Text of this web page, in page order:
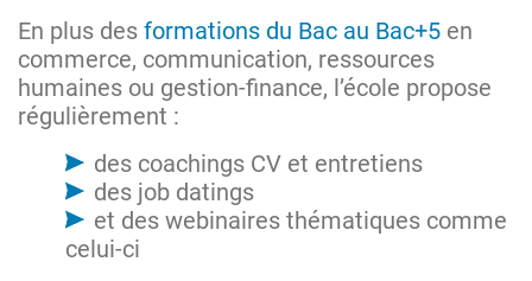
En plus des formations du Bac au Bac+5 en
commerce, communication, ressources
humaines ou gestion-finance, l’école propose
régulièrement :
des coachings CV et entretiens
des job datings
et des webinaires thématiques comme
celui-ci